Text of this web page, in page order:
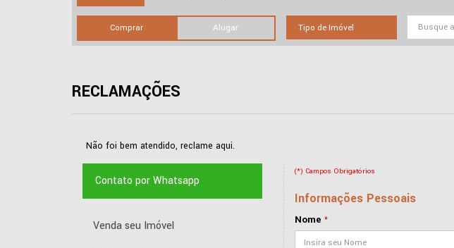
Comprar Alugar
RECLAMAÇÕES
Não foi bem atendido, reclame aqui.
Contato por Whatsapp
Venda seu Imóvel
(*) Campos Obrigatórios
Informações Pessoais
Nome *